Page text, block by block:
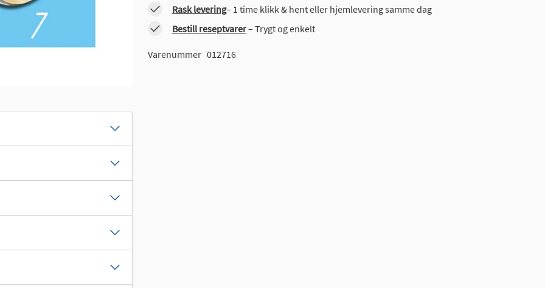
Rask levering– 1 time klikk & hent eller hjemlevering samme dag
Bestill reseptvarer– Trygt og enkelt
Varenummer 012716